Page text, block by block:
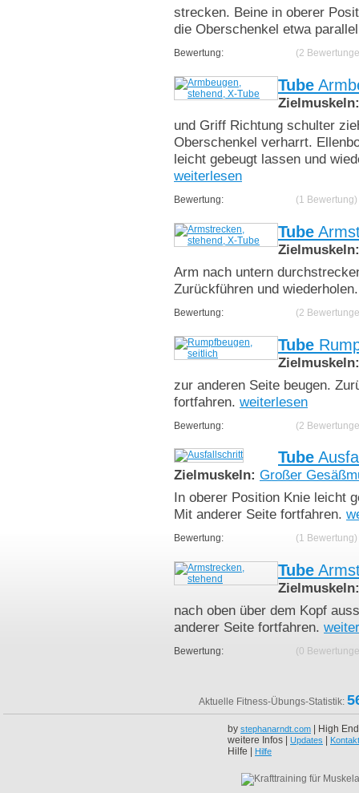
strecken. Beine in oberer
die Oberschenkel etwa
Bewertung: (2
Tube
Zielmuskeln:
und Griff Richtung schulter
Oberschenkel verharrt.
leicht gebeugt lassen und
weiterlesen
Bewertung: (1 Bewertung)
Tube
Zielmuskeln:
Arm nach untern
Zurückführen und
Bewertung: (2
Tube
Zielmuskeln:
zur anderen Seite beugen.
fortfahren. weiterlesen
Bewertung: (2
Tube
Zielmuskeln: Großer
In oberer Position Knie leicht
Mit anderer Seite fortfahren.
Bewertung: (1 Bewertung)
Tube
Zielmuskeln:
nach oben über dem Kopf
anderer Seite fortfahren.
Bewertung: (0
Aktuelle Fitness-Übungs-Statistik:
by stephanarndt.com | High
weitere Infos | Updates Kontakt
Hilfe | Hilfe